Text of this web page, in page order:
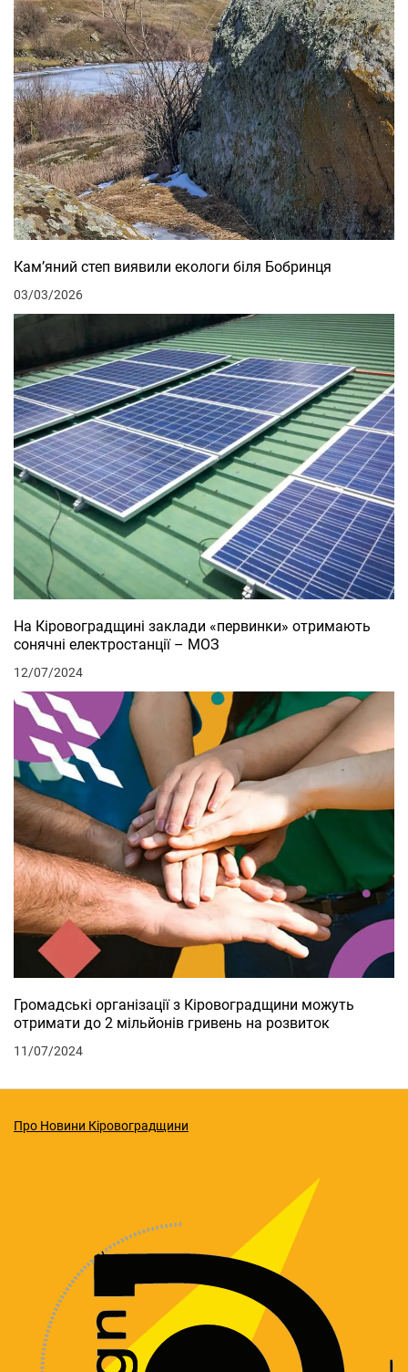
Кам’яний степ виявили екологи біля Бобринця
03/03/2026
На Кіровоградщині заклади «первинки» отримають
сонячні електростанції – МОЗ
12/07/2024
Громадські організації з Кіровоградщини можуть
отримати до 2 мільйонів гривень на розвиток
11/07/2024
Про Новини Кіровоградщини